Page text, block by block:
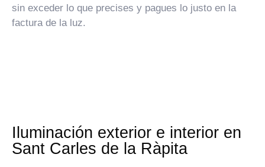
sin exceder lo que precises y pagues lo justo en la
factura de la luz.
Iluminación exterior e interior en
Sant Carles de la Ràpita